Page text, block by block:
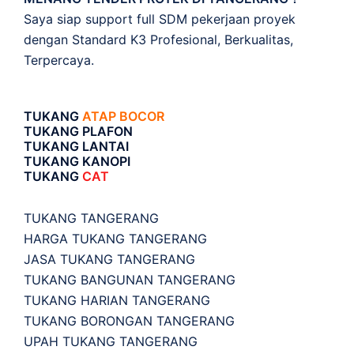
Saya siap support full SDM pekerjaan proyek
dengan Standard K3 Profesional, Berkualitas,
Terpercaya.
TUKANG ATAP BOCOR
TUKANG PLAFON
TUKANG LANTAI
TUKANG KANOPI
TUKANG CAT
TUKANG TANGERANG
HARGA TUKANG TANGERANG
JASA TUKANG TANGERANG
TUKANG BANGUNAN TANGERANG
TUKANG HARIAN TANGERANG
TUKANG BORONGAN TANGERANG
UPAH TUKANG TANGERANG